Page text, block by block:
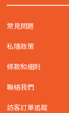
常見問題
私隱政策
條款和細則
聯絡我們
訪客訂單追蹤